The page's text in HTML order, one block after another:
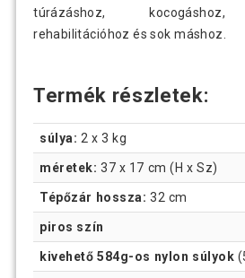
túrázáshoz, kocogáshoz,
rehabilitációhoz és sok máshoz.
Termék részletek:
súlya: 2 x 3 kg
méretek: 37 x 17 cm (H x Sz)
Tépőzár hossza: 32 cm
piros szín
kivehető 584g-os nylon súlyok